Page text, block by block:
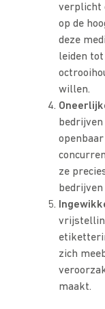
verplicht
op de
deze
leiden
willen.
ze
zich
maakt.